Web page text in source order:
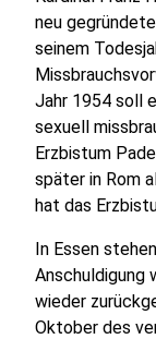
neu
seinem
Jahr 1954 soll
sexuell
Erzbistum
später in Rom
hat das
In Essen
Anschuldigung
wieder
Oktober des